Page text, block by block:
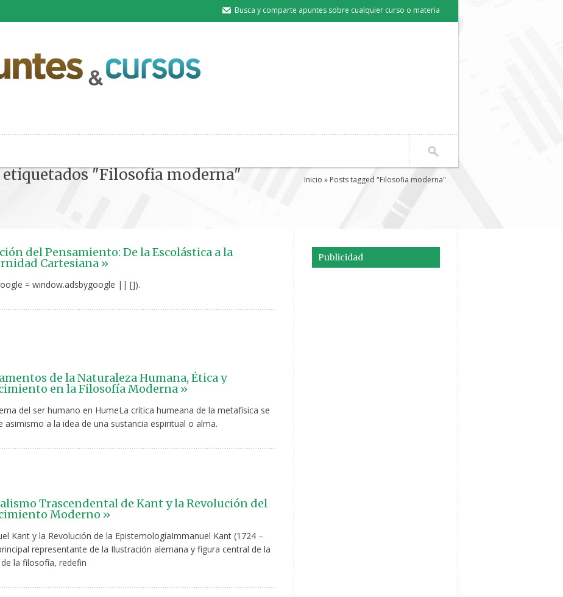
Busca y comparte apuntes sobre cualquier curso o materia
"Filosofia moderna" Inicio » Posts tagged "Filosofia moderna"
del Pensamiento: De la Escolástica a la
Cartesiana »
= window.adsbygoogle || []).
de la Naturaleza Humana, Ética y
en la Filosofía Moderna »
del ser humano en HumeLa crítica humeana de la metafísica se
asimismo a la idea de una sustancia espiritual o alma.
Trascendental de Kant y la Revolución del
Moderno »
Kant y la Revolución de la EpistemologíaImmanuel Kant (1724 –
representante de la Ilustración alemana y figura central de la
la filosofía, redefin
Publicidad